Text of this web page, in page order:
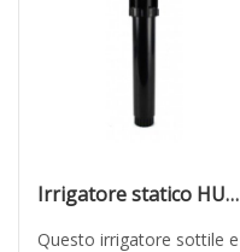
Irrigatore statico HUNTER modello PSU-04 17A alzo cm 10
Questo irrigatore sottile e